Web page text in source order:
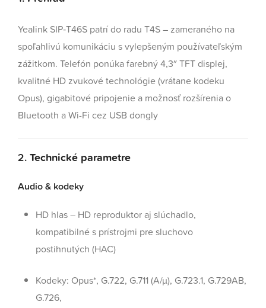
Yealink SIP‑T46S patrí do radu T4S – zameraného na
spoľahlivú komunikáciu s vylepšeným používateľským
zážitkom. Telefón ponúka farebný 4,3″ TFT displej,
kvalitné HD zvukové technológie (vrátane kodeku
Opus), gigabitové pripojenie a možnosť rozšírenia o
Bluetooth a Wi-Fi cez USB dongly
2.Technické parametre
Audio & kodeky
HD hlas – HD reproduktor aj slúchadlo,
kompatibilné s prístrojmi pre sluchovo
postihnutých (HAC)
Kodeky: Opus*, G.722, G.711 (A/µ), G.723.1, G.729AB,
G.726,